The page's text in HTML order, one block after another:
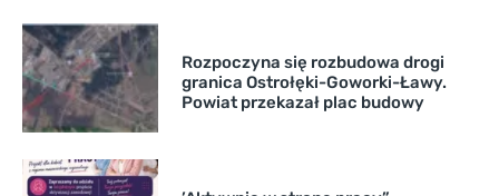
Rozpoczyna się rozbudowa drogi
granica Ostrołęki-Goworki-Ławy.
Powiat przekazał plac budowy